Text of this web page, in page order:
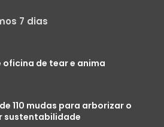
7 dias
oficina de tear e anima
110 mudas para arborizar o
sustentabilidade